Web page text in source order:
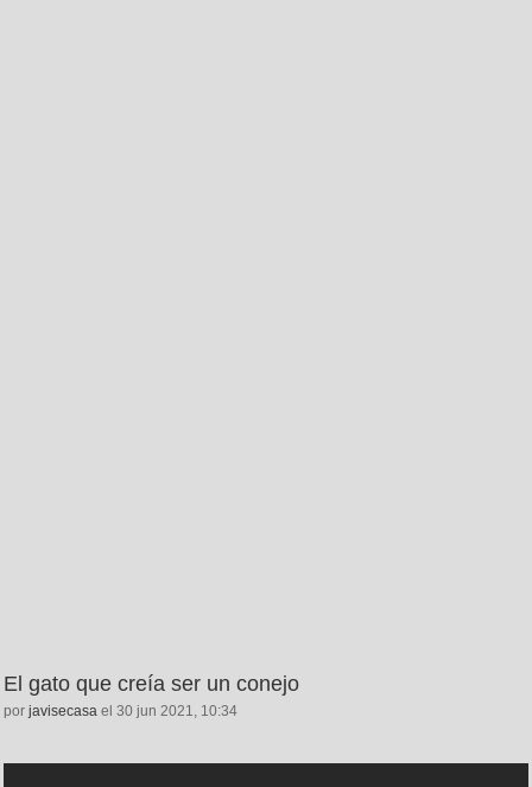
El gato que creía ser un conejo
por javisecasa el 30 jun 2021, 10:34